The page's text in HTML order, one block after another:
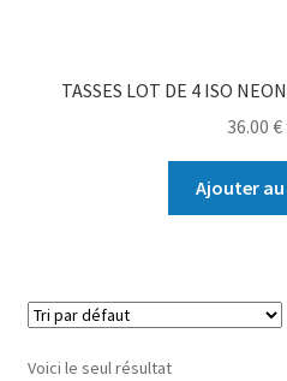
TASSES LOT DE 4 ISO
36.00 €
Ajouter
Voici le seul résultat